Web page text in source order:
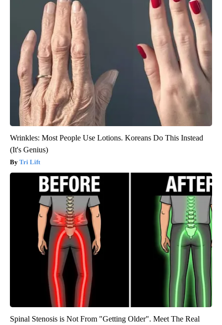
Wrinkles: Most People Use Lotions. Koreans Do This Instead
(It's Genius)
Tri Lift
Spinal Stenosis is Not From "Getting Older". Meet The Real